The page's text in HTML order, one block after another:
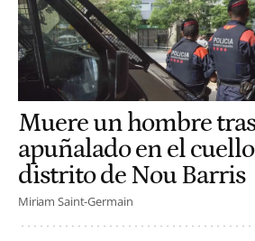
Muere un hombre
apuñalado en el
distrito de Nou Barris
Miriam Saint-Germain